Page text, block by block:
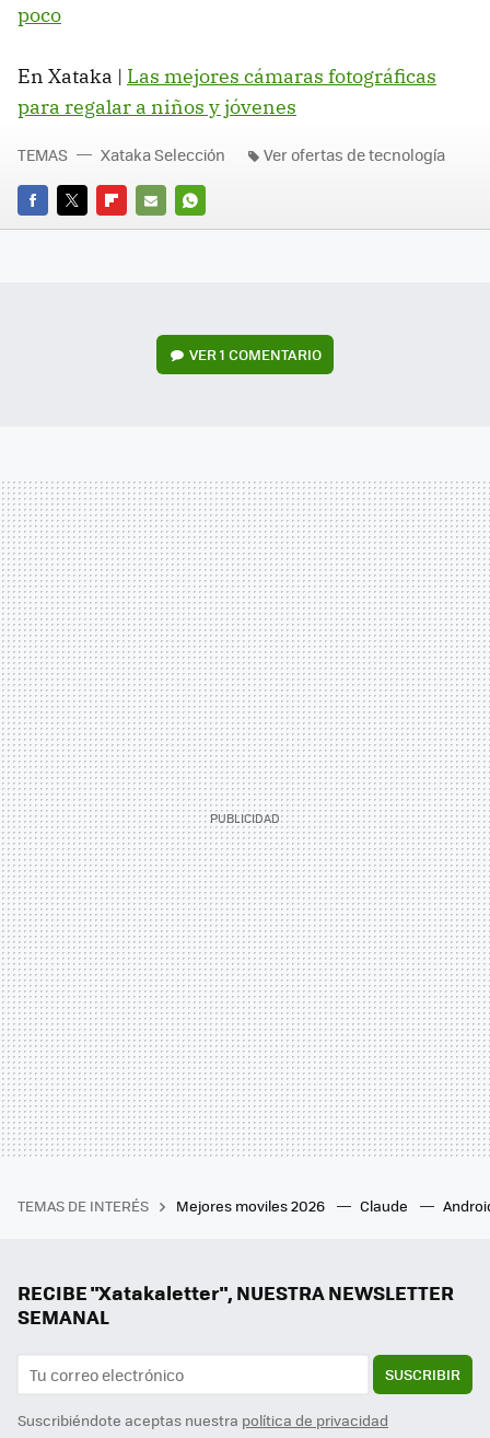
poco
En Xataka | Las mejores cámaras fotográficas
para regalar a niños y jóvenes
FACEBOOK
TWITTERFLIPBOARD
E-
WHATSAPP
TEMAS Xataka Selección Ver ofertas de tecnología
VER1 COMENTARIO
TEMAS DE INTERÉS Mejores moviles 2026 Claude
RECIBE "Xatakaletter", NUESTRA NEWSLETTER
SEMANAL
SUSCRIBIR
Suscribiéndote aceptas nuestra política de privacidad